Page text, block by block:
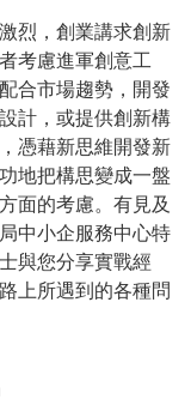
烈，創業講求創新
考慮進軍創意工
合市場趨勢，開發
計，或提供創新構
憑藉新思維開發新
地把構思變成一盤
面的考慮。有見及
中小企服務中心特
與您分享實戰經
上所遇到的各種問